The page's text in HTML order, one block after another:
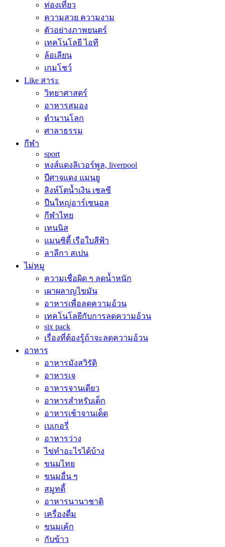
ท่องเที่ยว
ความสวย ความงาม
ตัวอย่างภาพยนตร์
เทคโนโลยี ไอที
ล้อเลียน
เกมโชว์
Like สาระ
วิทยาศาสตร์
อาหารสมอง
ตำนานโลก
ศาลาธรรม
กีฬา
sport
หงส์แดงลิเวอร์พูล, liverpool
ปีศาจแดง แมนยู
สิงห์โตน้ำเงิน เชลซี
ปืนใหญ่อาร์เซนอล
กีฬาไทย
เทนนิส
แมนซิตี้ เรือใบสีฟ้า
ลาลีกา สเปน
ไม่หมู
ความเชื่อผิด ๆ ลดน้ำหนัก
เผาผลาญไขมัน
อาหารเพื่อลดความอ้วน
เทคโนโลยีกับการลดความอ้วน
six pack
เรื่องที่ต้องรู้ถ้าจะลดความอ้วน
อาหาร
อาหารมังสวิรัติ
อาหารเจ
อาหารจานเดียว
อาหารสำหรับเด็ก
อาหารเช้าจานเด็ด
เบเกอรี่
อาหารว่าง
ไข่ทำอะไรได้บ้าง
ขนมไทย
ขนมอื่น ๆ
สมูทตี้
อาหารนานาชาติ
เครื่องดื่ม
ขนมเค้ก
กับข้าว